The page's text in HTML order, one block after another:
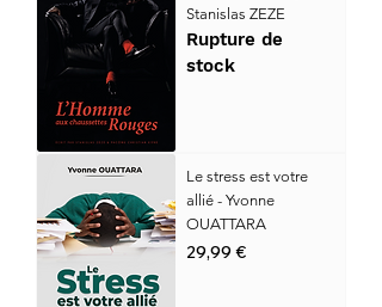
Stanislas ZEZE
Rupture de
stock
Le stress est votre
allié - Yvonne
OUATTARA
Prix
29,99 €